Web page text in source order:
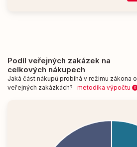
Podíl veřejných zakázek na
celkových nákupech
Jaká část nákupů probíhá v režimu zákona o
veřejných zakázkách? metodika výpočtu